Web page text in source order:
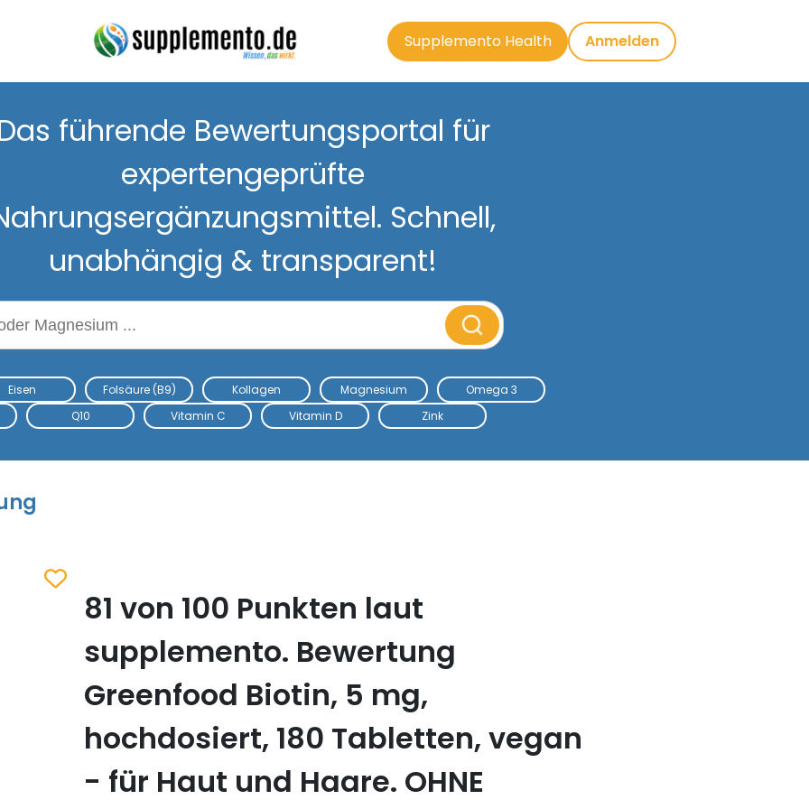
Supplemento Health Anmelden
führende Bewertungsportal für
expertengeprüfte
Schnell,
unabhängig & transparent!
Eisen Folsäure (B9) Kollagen Magnesium
Omega 3
Q10 Vitamin C Vitamin D Zink
Zum Merkzettel hinzufügen
81 von 100 Punkten laut
supplemento. Bewertung
Greenfood Biotin, 5 mg,
hochdosiert, 180 Tabletten, vegan
- für Haut und Haare. OHNE